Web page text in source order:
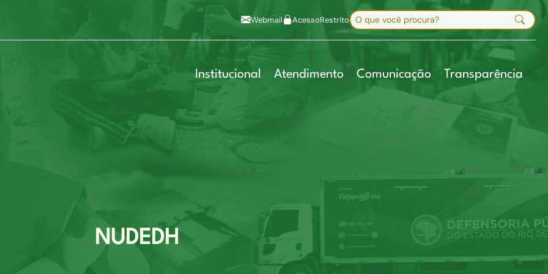
Aumentar fonte Alt+6
Mapa do site
Webmail AcessoRestritoBuscar no site
Digite sua busca e pressione Enter
Institucional Atendimento Comunicação Transparência
NUDEDH